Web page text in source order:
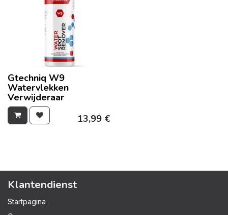
Gtechniq W9
Watervlekken
Verwijderaar
13,99€
Klantendienst
Startpagina